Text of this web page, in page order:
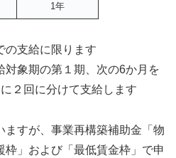
1年
支給に限ります
象期の第１期、次の6か月を
２回に分けて支給します
ますが、事業再構築補助金「物
」および「最低賃金枠」で申